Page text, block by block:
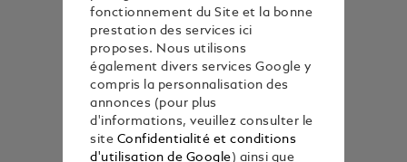
fonctionnement du Site et la bonne
prestation des services ici
proposes. Nous utilisons
également divers services Google y
compris la personnalisation des
annonces (pour plus
d'informations, veuillez consulter le
site Confidentialité et conditions
d'utilisation de Google) ainsi que